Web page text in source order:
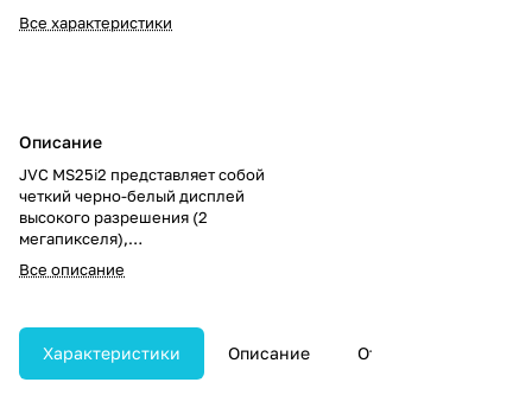
Все характеристики
Описание
JVC MS25i2 представляет собой
четкий черно-белый дисплей
высокого разрешения (2
мегапикселя),
предназначенный специально
для качественного отображения
типов, включая компьютерную
томографию, магнитно-
резонансную томографию,
Все описание
Характеристики Описание Отзывы